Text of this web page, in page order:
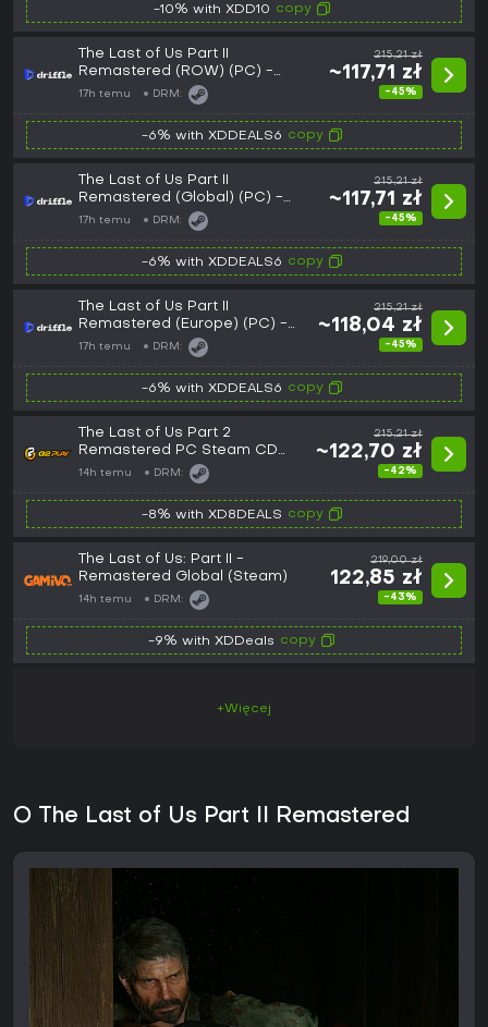
-10% with XDD10 copy
The Last of Us Part II
Remastered (ROW) (PC) -
Steam - Digital Key
17h temu DRM:
215,21 zł
~117,71 zł
-45%
-6% with XDDEALS6 copy
The Last of Us Part II
Remastered (Global) (PC) -
Steam - Digital Key
17h temu DRM:
215,21 zł
~117,71 zł
-45%
-6% with XDDEALS6 copy
The Last of Us Part II
Remastered (Europe) (PC) -
Steam - Digital Key
17h temu DRM:
215,21 zł
~118,04 zł
-45%
-6% with XDDEALS6 copy
The Last of Us Part 2
Remastered PC Steam CD
Key
14h temu DRM:
215,21 zł
~122,70 zł
-42%
-8% with XD8DEALS copy
The Last of Us: Part II -
Remastered Global (Steam)
14h temu DRM:
219,00 zł
122,85 zł
-43%
-9% with XDDeals copy
+Więcej
O The Last of Us Part II Remastered